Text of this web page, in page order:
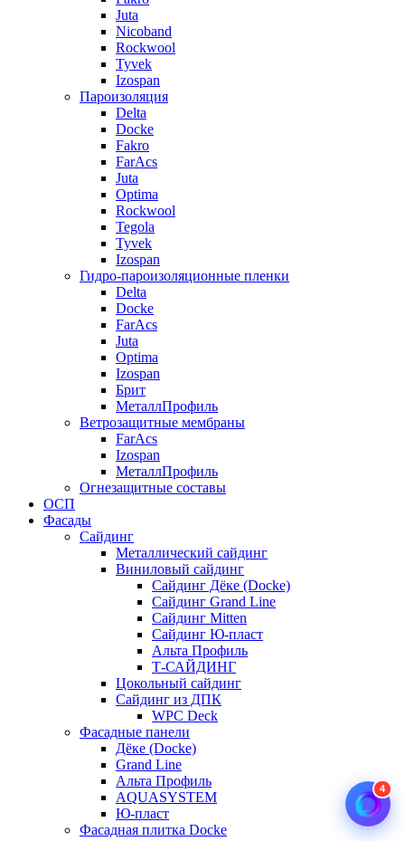
Juta
Nicoband
Rockwool
Tyvek
Izospan
Пароизоляция
Delta
Docke
Fakro
FarAcs
Juta
Optima
Rockwool
Tegola
Tyvek
Izospan
Гидро-пароизоляционные пленки
Delta
Docke
FarAcs
Juta
Optima
Izospan
Брит
МеталлПрофиль
Ветрозащитные мембраны
FarAcs
Izospan
МеталлПрофиль
Огнезащитные составы
ОСП
Фасады
Сайдинг
Металлический сайдинг
Виниловый сайдинг
Сайдинг Дёке (Docke)
Сайдинг Grand Line
Сайдинг Mitten
Сайдинг Ю-пласт
Альта Профиль
Т-САЙДИНГ
Цокольный сайдинг
Сайдинг из ДПК
WPC Deck
Фасадные панели
Дёке (Docke)
Grand Line
Альта Профиль
AQUASYSTEM
Ю-пласт
Фасадная плитка Docke
4